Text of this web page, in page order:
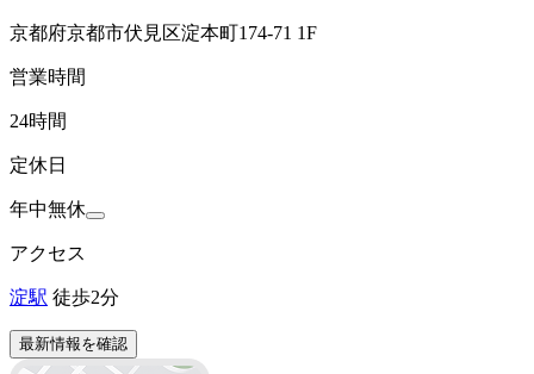
京都府京都市伏見区淀本町174-71 1F
営業時間
24時間
定休日
年中無休
アクセス
淀駅 徒歩2分
最新情報を確認